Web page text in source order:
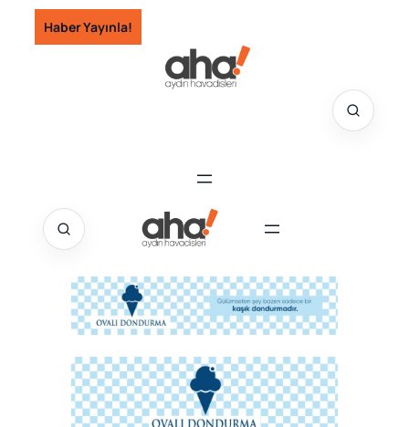
İçeriğe
geç
Haber Yayınla!